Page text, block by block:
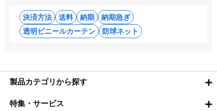
決済方法 送料 納期
納期急ぎ
透明ビニールカーテン
防球ネット
製品カテゴリから探す
特集・サービス